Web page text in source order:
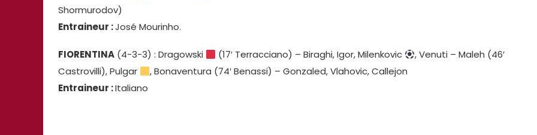
Shormurodov)
Entraineur :José Mourinho.
FIORENTINA (4-3-3) : Dragowski (17′ Terracciano) – Biraghi, Igor, Milenkovic
, Venuti – Maleh (46′
Castrovilli), Pulgar
, Bonaventura (74′ Benassi) – Gonzaled, Vlahovic, Callejon
Entraineur :Italiano